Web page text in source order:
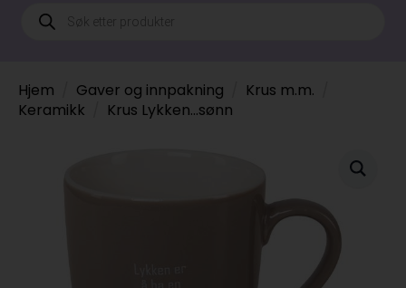
Products
search
Hjem Gaver og innpakning
Krus m.m.
Keramikk
Krus Lykken…sønn